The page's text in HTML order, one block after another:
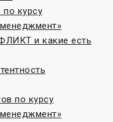
курсу
и какие есть
по курсу